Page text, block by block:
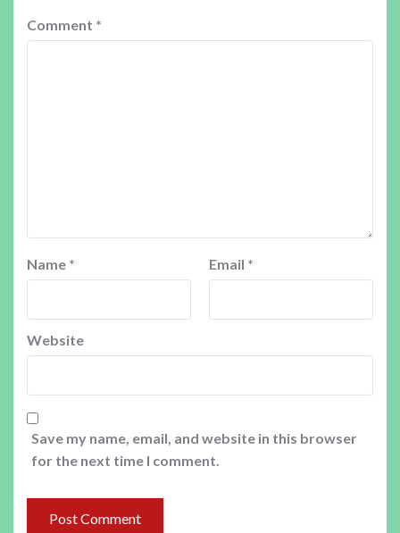
Comment *
Name * Email *
Website
Save my name, email, and website in this browser
for the next time I comment.